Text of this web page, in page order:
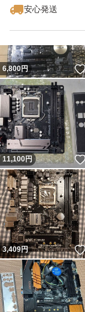
安心発送
6,800円
11,100円
3,409円